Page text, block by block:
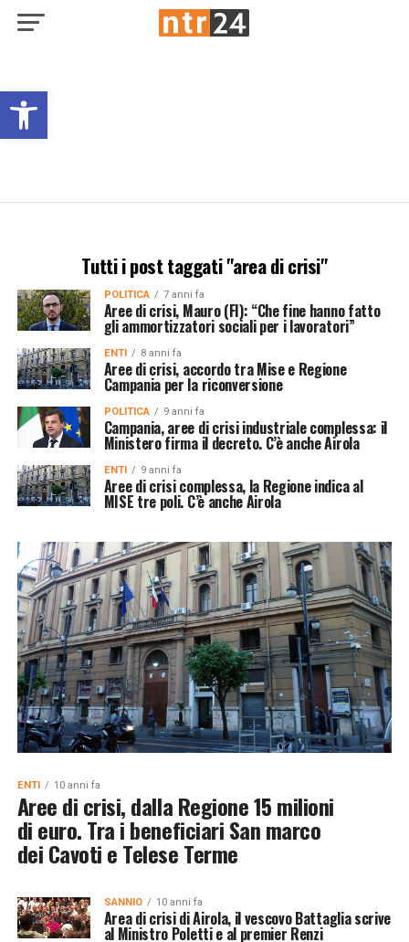
Open toolbar
Tutti i post taggati "area di crisi"
POLITICA 7 anni fa
Aree di crisi, Mauro (FI): “Che fine hanno fatto
gli ammortizzatori sociali per i lavoratori”
ENTI 8 anni fa
Aree di crisi, accordo tra Mise e Regione
Campania per la riconversione
POLITICA 9 anni fa
Campania, aree di crisi industriale complessa: il
Ministero firma il decreto. C’è anche Airola
ENTI 9 anni fa
Aree di crisi complessa, la Regione indica al
MISE tre poli. C’è anche Airola
ENTI 10 anni fa
Aree di crisi, dalla Regione 15 milioni
di euro. Tra i beneficiari San marco
dei Cavoti e Telese Terme
SANNIO 10 anni fa
Area di crisi di Airola, il vescovo Battaglia scrive
al Ministro Poletti e al premier Renzi